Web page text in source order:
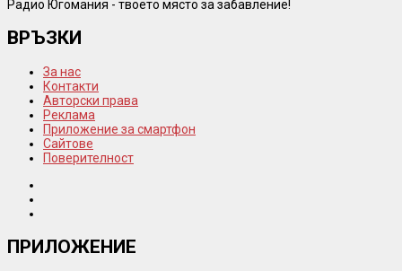
Радио Югомания - твоето място за забавление!
ВРЪЗКИ
За нас
Контакти
Авторски права
Реклама
Приложение за смартфон
Сайтове
Поверителност
ПРИЛОЖЕНИЕ